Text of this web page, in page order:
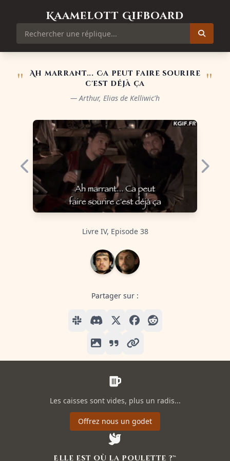
Kaamelott Gifboard
"
Ah marrant... Ca peut faire sourire
c'est déjà ça
"
— Arthur, Elias de Kelliwic'h
Livre IV, Episode 38
Partager sur :
Les caisses sont vides, plus un radis...
Offrez nous un godet
Elle est où la poulette ?™